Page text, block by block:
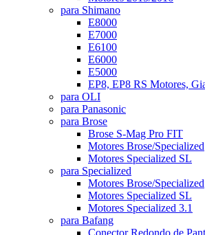
para Shimano
E8000
E7000
E6100
E6000
E5000
EP8, EP8 RS Motores,
para OLI
para Panasonic
para Brose
Brose S-Mag Pro FIT
Motores Brose/Specialized
Motores Specialized SL
para Specialized
Motores Brose/Specialized
Motores Specialized SL
Motores Specialized 3.1
para Bafang
Conector Redondo de